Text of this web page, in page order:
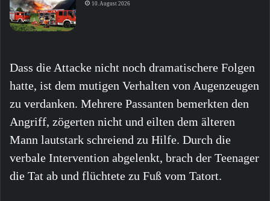
10. August 2026
Dass die Attacke nicht noch dramatischere Folgen
hatte, ist dem mutigen Verhalten von Augenzeugen
zu verdanken. Mehrere Passanten bemerkten den
Angriff, zögerten nicht und eilten dem älteren
Mann lautstark schreiend zu Hilfe. Durch die
verbale Intervention abgelenkt, brach der Teenager
die Tat ab und flüchtete zu Fuß vom Tatort.